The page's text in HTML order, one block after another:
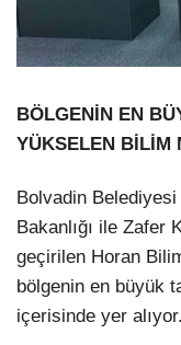
BÖLGENİN EN
YÜKSELEN BİLİM
Bolvadin
Bakanlığı ile Zafer
geçirilen Horan
bölgenin en büyük
içerisinde yer alıyor.